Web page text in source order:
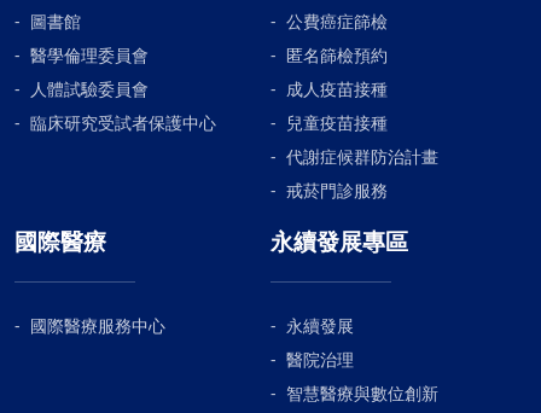
圖書館
醫學倫理委員會
人體試驗委員會
臨床研究受試者保護中心
公費癌症篩檢
匿名篩檢預約
成人疫苗接種
兒童疫苗接種
代謝症候群防治計畫
戒菸門診服務
國際醫療
國際醫療服務中心
永續發展專區
永續發展
醫院治理
智慧醫療與數位創新